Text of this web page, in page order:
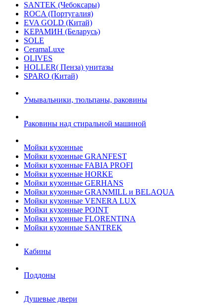
SANTEK (Чебоксары)
ROCA (Португалия)
EVA GOLD (Китай)
KЕРАМИН (Беларусь)
SOLE
CeramaLuxe
OLIVES
HOLLER( Пенза) унитазы
SPARO (Китай)
Умывальники, тюльпаны, раковины
Раковины над стиральной машиной
Мойки кухонные
Мойки кухонные GRANFEST
Мойки кухонные FABIA PROFI
Мойки кухонные HORKE
Мойки кухонные GERHANS
Мойки кухонные GRANMILL и BELAQUA
Мойки кухонные VENERA LUX
Мойки кухонные POINT
Мойки кухонные FLORENTINA
Мойки кухонные SANTREK
Кабины
Поддоны
Душевые двери